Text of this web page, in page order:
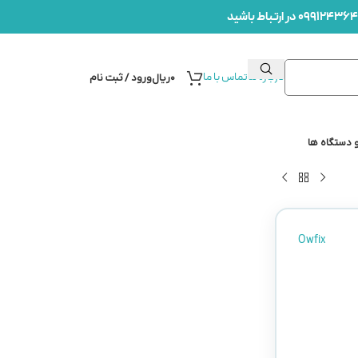
درباره ماتماس با ما ۰ریالورود / ثبت نام
دستگاه ها
Owfix